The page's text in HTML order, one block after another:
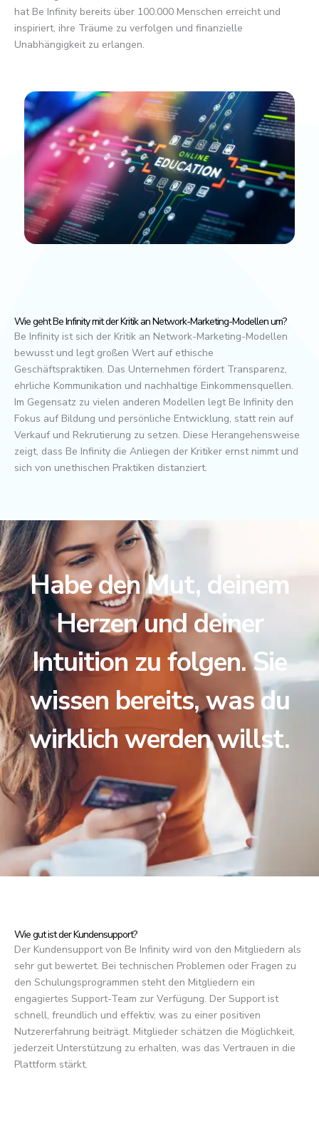
hat Be Infinity bereits über 100.000 Menschen erreicht und
inspiriert, ihre Träume zu verfolgen und finanzielle
Unabhängigkeit zu erlangen.
Wie geht Be Infinity mit der Kritik an Network-Marketing-Modellen um?
Be Infinity ist sich der Kritik an Network-Marketing-Modellen
bewusst und legt großen Wert auf ethische
Geschäftspraktiken. Das Unternehmen fördert Transparenz,
ehrliche Kommunikation und nachhaltige Einkommensquellen.
Im Gegensatz zu vielen anderen Modellen legt Be Infinity den
Fokus auf Bildung und persönliche Entwicklung, statt rein auf
Verkauf und Rekrutierung zu setzen. Diese Herangehensweise
zeigt, dass Be Infinity die Anliegen der Kritiker ernst nimmt und
sich von unethischen Praktiken distanziert.
Habe den Mut, deinem
Herzen und deiner
Intuition zu folgen. Sie
wissen bereits, was du
wirklich werden willst.
Wie gut ist der Kundensupport?
Der Kundensupport von Be Infinity wird von den Mitgliedern als
sehr gut bewertet. Bei technischen Problemen oder Fragen zu
den Schulungsprogrammen steht den Mitgliedern ein
engagiertes Support-Team zur Verfügung. Der Support ist
schnell, freundlich und effektiv, was zu einer positiven
Nutzererfahrung beiträgt. Mitglieder schätzen die Möglichkeit,
jederzeit Unterstützung zu erhalten, was das Vertrauen in die
Plattform stärkt.